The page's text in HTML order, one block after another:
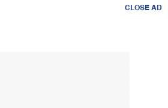
CLOSE AD